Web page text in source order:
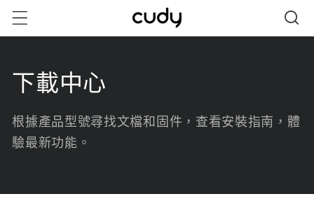
跳至內
容
下載中心
根據產品型號尋找文檔和固件，查看安裝指南，體
驗最新功能。